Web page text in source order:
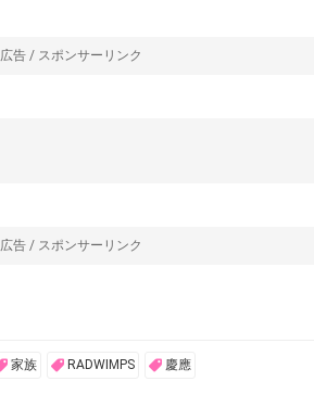
広告 / スポンサーリンク
広告 / スポンサーリンク
家族 RADWIMPS 慶應